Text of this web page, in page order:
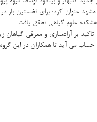
عنوان كرد: برای نخستین
علوم گیاهی تحقق یافت.
تاكید بر آزادسازی و معرفی
می آید تا همكاران در این